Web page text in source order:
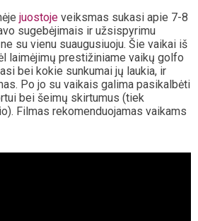
juostoje veiksmas sukasi apie 7-8
sugebėjimais ir užsispyrimu
su vienu suaugusiuoju. Šie vaikai iš
laimėjimų prestižiniame vaikų golfo
bei kokie sunkumai jų laukia, ir
Po jo su vaikais galima pasikalbėti
bei šeimų skirtumus (tiek
Filmas rekomenduojamas vaikams